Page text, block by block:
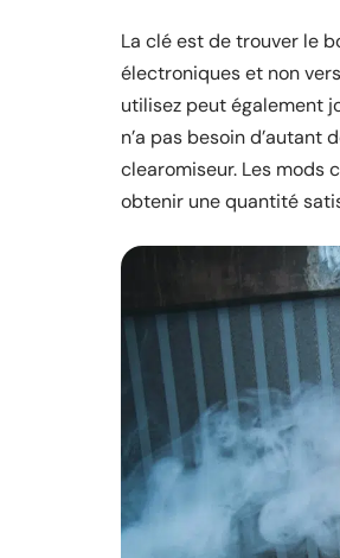
La clé est de trouver le
électroniques et non
utilisez peut également
n’a pas besoin
clearomiseur. Les mods
obtenir une quantité